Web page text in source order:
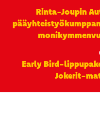
Rinta-Joupin
Early Bird-
Jokerit-